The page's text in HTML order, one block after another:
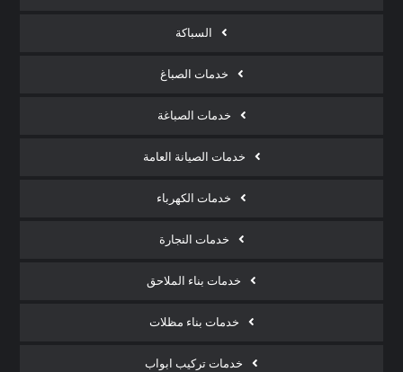
السباكة
خدمات الصباغ
خدمات الصباغة
خدمات الصيانة العامة
خدمات الكهرباء
خدمات النجارة
خدمات بناء الملاحق
خدمات بناء مظلات
خدمات تركيب ابواب